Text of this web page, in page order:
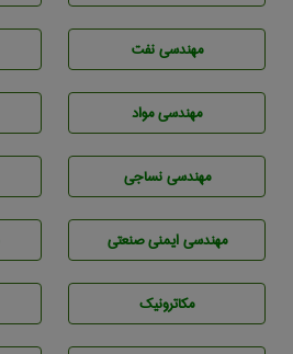
مهندسی نفت
مهندسی مواد
مهندسي نساجی
مهندسی ایمنی صنعتی
مکاترونیک